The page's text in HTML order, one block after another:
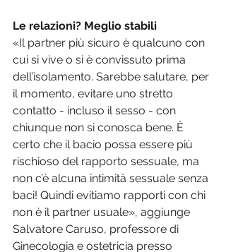
Le relazioni? Meglio stabili
«Il partner più sicuro è qualcuno con
cui si vive o si è convissuto prima
dell’isolamento. Sarebbe salutare, per
il momento, evitare uno stretto
contatto - incluso il sesso - con
chiunque non si conosca bene. È
certo che il bacio possa essere più
rischioso del rapporto sessuale, ma
non c’è alcuna intimità sessuale senza
baci! Quindi evitiamo rapporti con chi
non è il partner usuale», aggiunge
Salvatore Caruso, professore di
Ginecologia e ostetricia presso